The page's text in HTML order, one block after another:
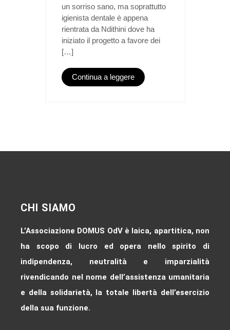
un sorriso sano, ma soprattutto
igienista dentale è appena
rientrata da Ndithini dove ha
iniziato il progetto a favore dei
[…]
Continua a leggere
CHI SIAMO
L’Associazione DOMUS OdV è laica, apartitica, non
ha scopo di lucro ed opera nello spirito di
indipendenza, neutralità e imparzialità
rivendicando nel nome dell’assistenza umanitaria
e della solidarietà, la totale libertà dell’esercizio
della sua funzione.